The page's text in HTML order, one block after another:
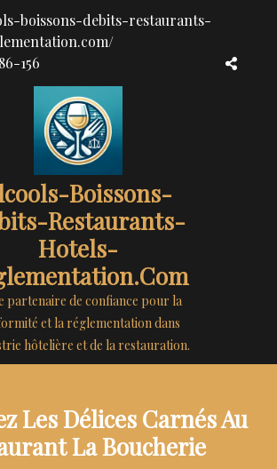
boissons-debits-restaurants-
156
Boissons-
Restaurants-
Hotels-
partenaire de confiance pour la
et la réglementation dans
hôtelière et de la restauration.
Les Délices Carnés Au
La Boucherie